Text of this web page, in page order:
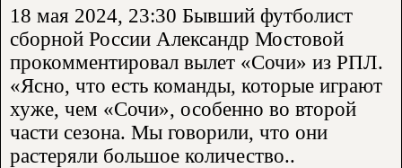
18 мая 2024, 23:30 Бывший футболист
сборной России Александр Мостовой
прокомментировал вылет «Сочи» из РПЛ.
«Ясно, что есть команды, которые играют
хуже, чем «Сочи», особенно во второй
части сезона. Мы говорили, что они
растеряли большое количество..